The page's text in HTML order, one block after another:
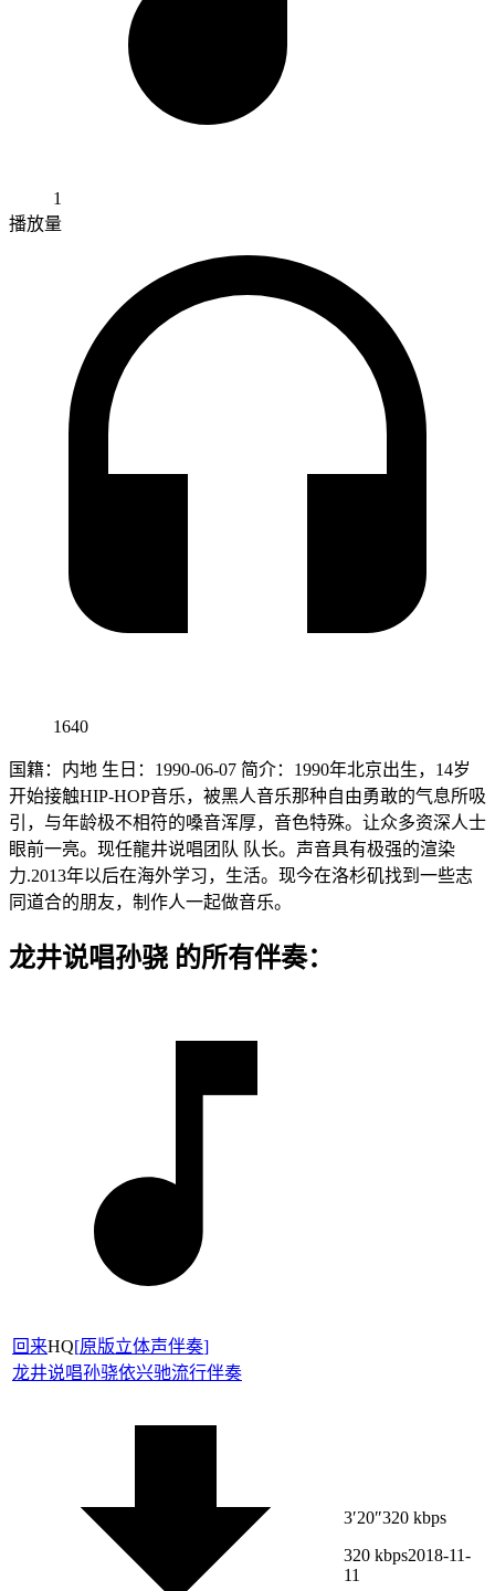
1
播放量
1640
国籍：内地 生日：1990-06-07 简介：1990年北京出生，14岁
开始接触HIP-HOP音乐，被黑人音乐那种自由勇敢的气息所吸
引，与年龄极不相符的嗓音浑厚，音色特殊。让众多资深人士
眼前一亮。现任龍井说唱团队 队长。声音具有极强的渲染
力.2013年以后在海外学习，生活。现今在洛杉矶找到一些志
同道合的朋友，制作人一起做音乐。
龙井说唱孙骁 的所有伴奏：
回来HQ[原版立体声伴奏]
龙井说唱孙骁依兴驰流行伴奏
3′20″320 kbps
320 kbps2018-11-
11